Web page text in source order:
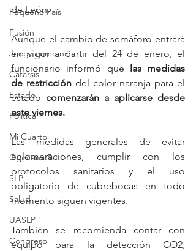
Pequeño País
Fusión
Juega como niña
Catarsis
Estado
Política
Mi Cuarto
Quintana Roo
SLP
Salud
UASLP
Congreso
de León.
Aunque el cambio de semáforo entrará
en vigor a partir del 24 de enero, el
funcionario informó que las medidas
de restricción del color naranja para el
estado comenzarán a aplicarse desde
este viernes.
Las medidas generales de evitar
aglomeraciones, cumplir con los
protocolos sanitarios y el uso
obligatorio de cubrebocas en todo
momento siguen vigentes.
También se recomienda contar con
equipo para la detección CO2,